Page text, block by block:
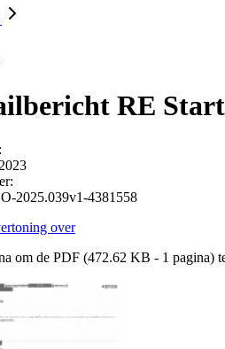
19
RE
2025.039v1-4381558
over
om de PDF (472.62 KB - 1 pagina)